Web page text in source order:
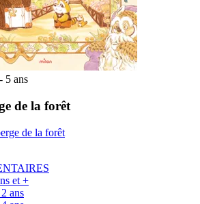
5 ans
de la forêt
de la forêt
et +
ans